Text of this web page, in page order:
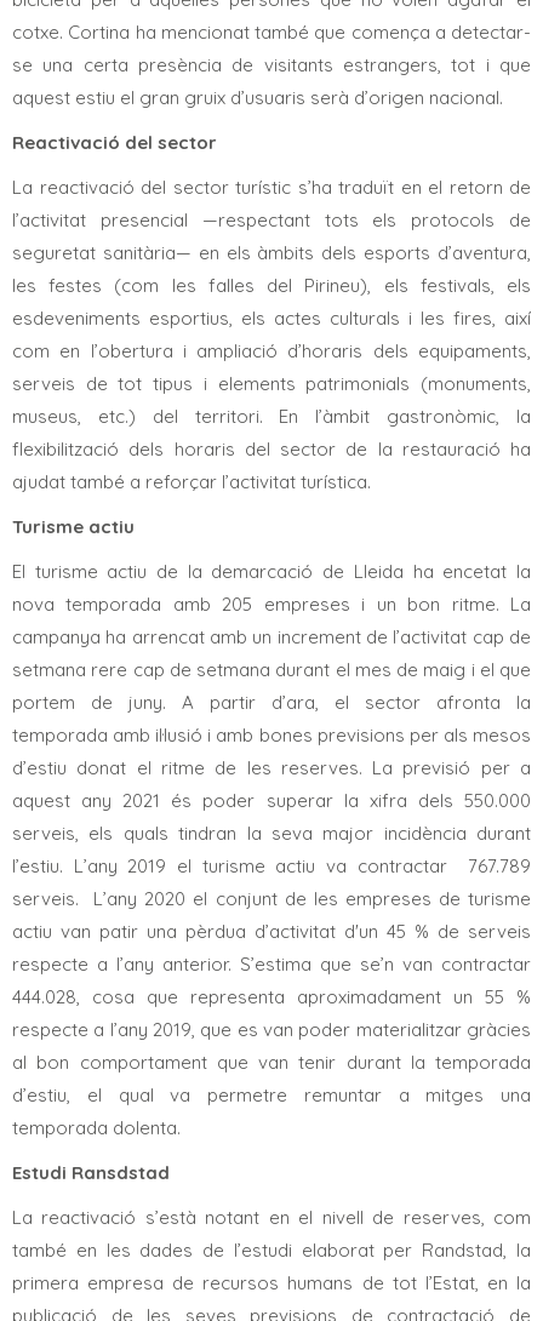
cotxe. Cortina ha mencionat també que comença a detectar-
se una certa presència de visitants estrangers, tot i que
aquest estiu el gran gruix d’usuaris serà d’origen nacional.
Reactivació del sector
La reactivació del sector turístic s’ha traduït en el retorn de
l’activitat presencial —respectant tots els protocols de
seguretat sanitària— en els àmbits dels esports d’aventura,
les festes (com les falles del Pirineu), els festivals, els
esdeveniments esportius, els actes culturals i les fires, així
com en l’obertura i ampliació d’horaris dels equipaments,
serveis de tot tipus i elements patrimonials (monuments,
museus, etc.) del territori. En l’àmbit gastronòmic, la
flexibilització dels horaris del sector de la restauració ha
ajudat també a reforçar l’activitat turística.
Turisme actiu
El turisme actiu de la demarcació de Lleida ha encetat la
nova temporada amb 205 empreses i un bon ritme. La
campanya ha arrencat amb un increment de l’activitat cap de
setmana rere cap de setmana durant el mes de maig i el que
portem de juny. A partir d’ara, el sector afronta la
temporada amb il·lusió i amb bones previsions per als mesos
d’estiu donat el ritme de les reserves. La previsió per a
aquest any 2021 és poder superar la xifra dels 550.000
serveis, els quals tindran la seva major incidència durant
l’estiu. L’any 2019 el turisme actiu va contractar 767.789
serveis. L’any 2020 el conjunt de les empreses de turisme
actiu van patir una pèrdua d’activitat d'un 45 % de serveis
respecte a l’any anterior. S’estima que se’n van contractar
444.028, cosa que representa aproximadament un 55 %
respecte a l’any 2019, que es van poder materialitzar gràcies
al bon comportament que van tenir durant la temporada
d’estiu, el qual va permetre remuntar a mitges una
temporada dolenta.
Estudi Ransdstad
La reactivació s’està notant en el nivell de reserves, com
també en les dades de l’estudi elaborat per Randstad, la
primera empresa de recursos humans de tot l’Estat, en la
publicació de les seves previsions de contractació de